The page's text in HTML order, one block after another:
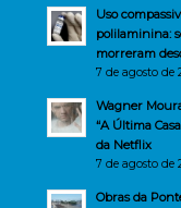
Uso
polilaminina:
morreram
7 de agosto de
Wagner
“A Última
da Netflix
7 de agosto de
Obras da